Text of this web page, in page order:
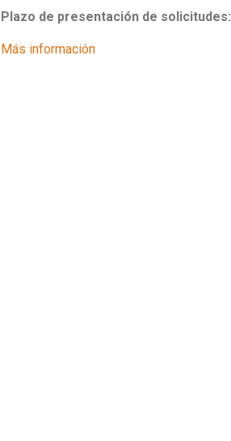
Plazo de presentación de solicitudes:
Más información